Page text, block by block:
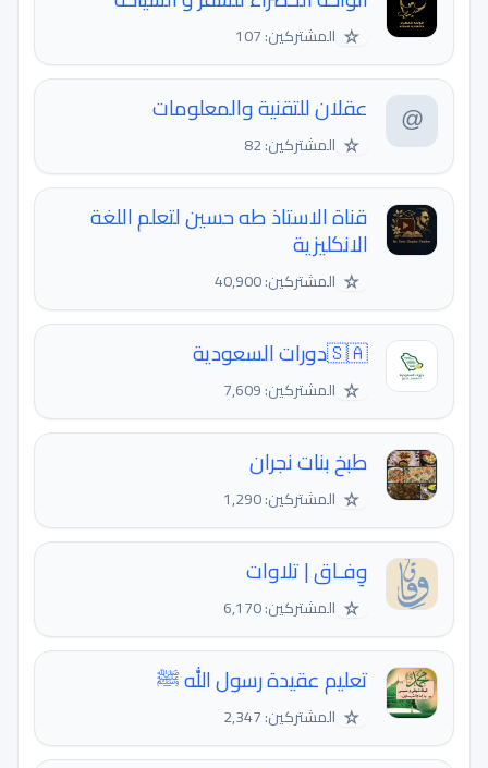
☆ المشتركين: 107
عقلان للتقنية والمعلومات
☆ المشتركين: 82
قناة الاستاذ طه حسين لتعلم اللغة
الانكليزية
☆ المشتركين: 40,900
🇸🇦دورات السعودية
☆ المشتركين: 7,609
طبخ بنات نجران
☆ المشتركين: 1,290
وِفـاق | تلاوات
☆ المشتركين: 6,170
تعليم عقيدة رسول الله ﷺ
☆ المشتركين: 2,347